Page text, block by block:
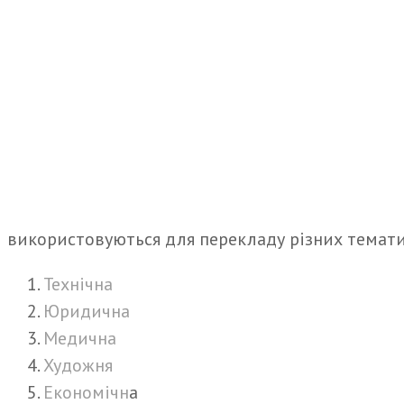
використовуються для перекладу різних
Технічна
Юридична
Медична
Художня
Економічна